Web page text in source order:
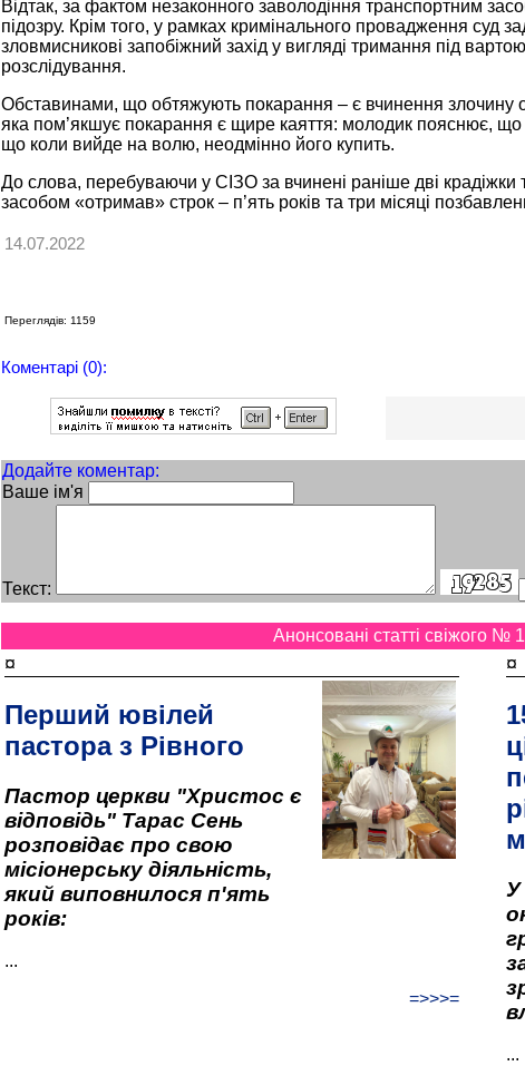
Відтак, за фактом незаконного заволодіння транспортним
підозру. Крім того, у рамках кримінального провадження суд
зловмисникові запобіжний захід у вигляді тримання під
розслідування.
Обставинами, що обтяжують покарання – є вчинення злочину
яка пом’якшує покарання є щире каяття: молодик пояснює, що
що коли вийде на волю, неодмінно його купить.
До слова, перебуваючи у СІЗО за вчинені раніше дві
засобом «отримав» строк – п’ять років та три місяці
14.07.2022
Переглядів: 1159
Коментарі (0):
Додайте коментар:
Ваше ім'я
Текст:
Анонсовані статті свіжого №
¤
Перший ювілей
пастора з Рівного
Пастор церкви "Христос є
відповідь" Тарас Сень
розповідає про свою
місіонерську діяльність,
який виповнилося п'ять
років:
...
=>>>=
¤
У
...